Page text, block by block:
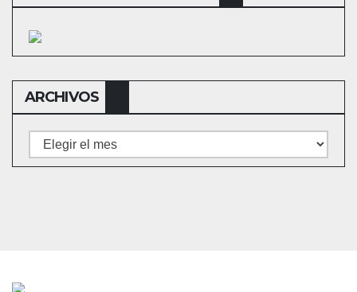
ARCHIVOS
Archivos